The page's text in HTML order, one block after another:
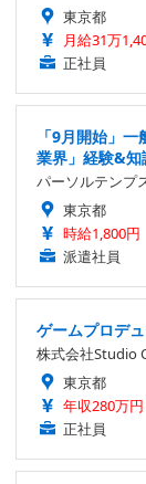
東京都
月給31万
正社員
「9月開始」
業界」経験&
パーソルテンプ
東京都
時給1,800円
派遣社員
ゲームプロデ
株式会社Studio
東京都
年収280万
正社員